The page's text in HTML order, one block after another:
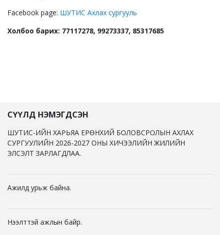
Facebook page: ШУТИС Ахлах сургууль
Холбоо барих: 77117278, 99273337, 85317685
СҮҮЛД НЭМЭГДСЭН
ШУТИС-ИЙН ХАРЬЯА ЕРӨНХИЙ БОЛОВСРОЛЫН АХЛАХ
СУРГУУЛИЙН 2026-2027 ОНЫ ХИЧЭЭЛИЙН ЖИЛИЙН
ЭЛСЭЛТ ЗАРЛАГДЛАА.
Ажилд урьж байна.
Нээлттэй ажлын байр.